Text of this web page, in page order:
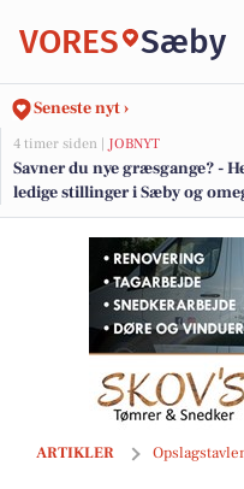
VORES Sæby
Seneste nyt ›
4 timer siden | JOBNYT
Savner du nye græsgange? -
ledige stillinger i Sæby og
ARTIKLER
Sæby cykler inviterer til at